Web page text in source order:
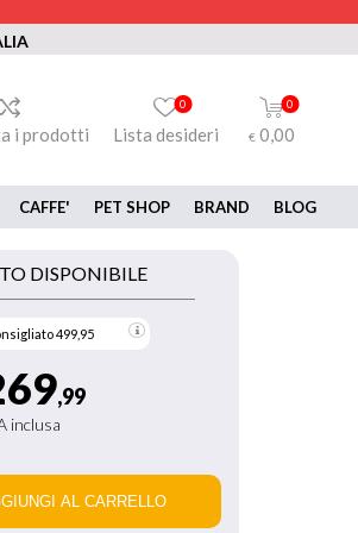
i prodotti Lista desideri
0 0
€ 0,00
CAFFE' PET SHOP BRAND BLOG
DISPONIBILE
499,95
,99
inclusa